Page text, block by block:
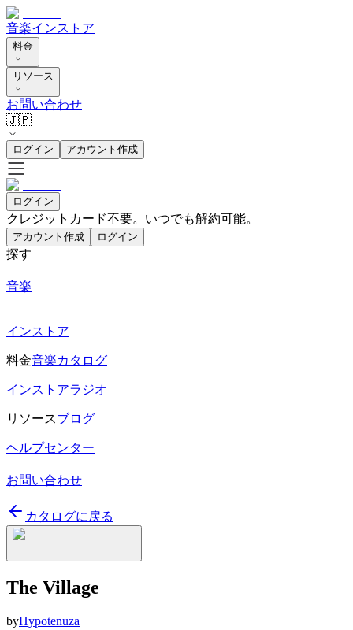
音楽インストア
料金
リソース
お問い合わせ
🇯🇵
ログイン アカウント作成
ログイン
クレジットカード不要。いつでも解約可能。
アカウント作成 ログイン
探す
音楽
インストア
料金音楽カタログ
インストアラジオ
リソースブログ
ヘルプセンター
お問い合わせ
カタログに戻る
The Village
byHypotenuza